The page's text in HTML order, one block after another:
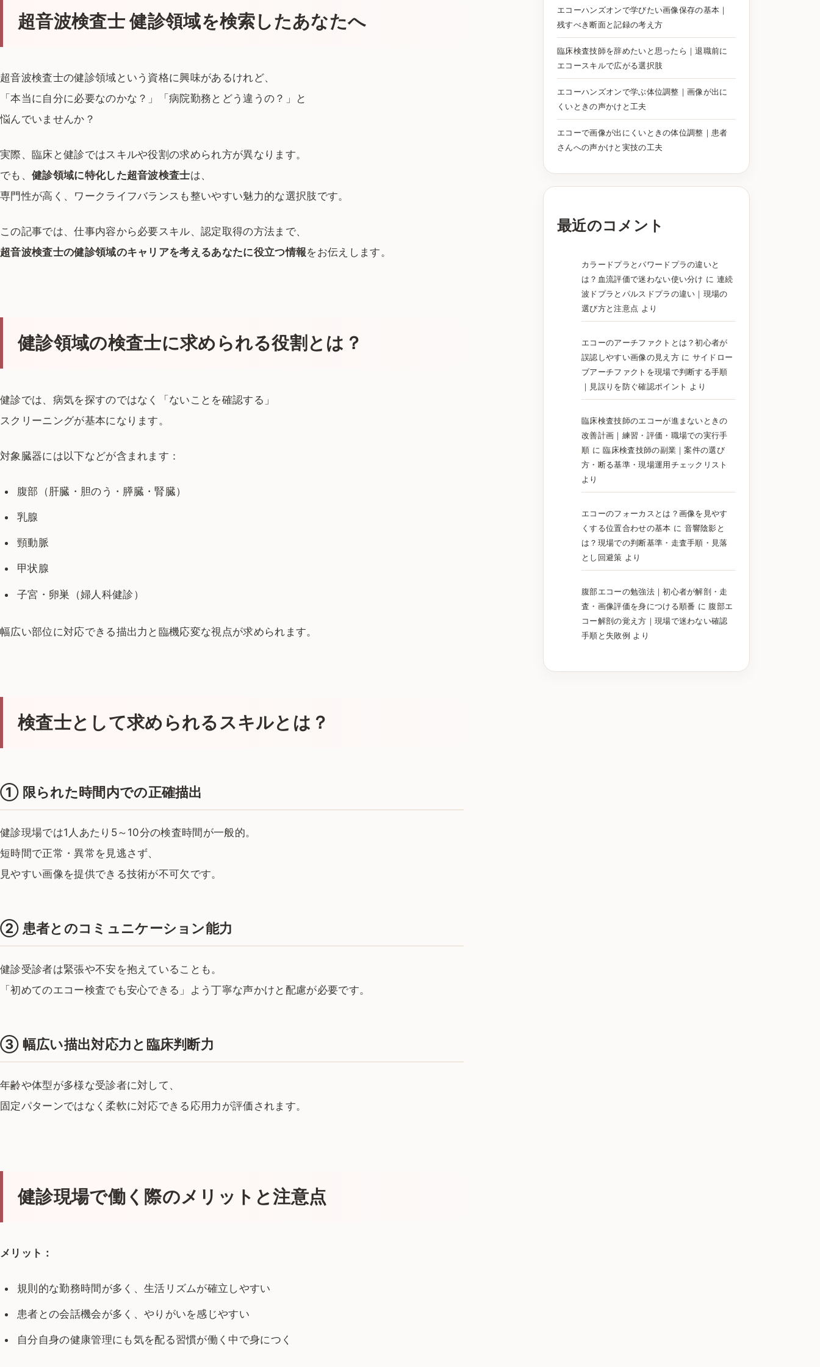
超音波検査士 健診領域を検索したあなたへ
超音波検査士の健診領域という資格に興味があるけれど、
「本当に自分に必要なのかな？」「病院勤務とどう違うの？」と
悩んでいませんか？
実際、臨床と健診ではスキルや役割の求められ方が異なります。
でも、 健診領域に特化した超音波検査士は、
専門性が高く、ワークライフバランスも整いやすい魅力的な選択肢です。
この記事では、仕事内容から必要スキル、認定取得の方法まで、
超音波検査士の健診領域のキャリアを考えるあなたに役立つ情報をお伝えします。
健診領域の検査士に求められる役割とは？
健診では、病気を探すのではなく「ないことを確認する」
スクリーニングが基本になります。
対象臓器には以下などが含まれます：
腹部（肝臓・胆のう・膵臓・腎臓）
乳腺
頸動脈
甲状腺
子宮・卵巣（婦人科健診）
幅広い部位に対応できる描出力と臨機応変な視点が求められます。
検査士として求められるスキルとは？
① 限られた時間内での正確描出
健診現場では1人あたり5～10分の検査時間が一般的。
短時間で正常・異常を見逃さず、
見やすい画像を提供できる技術が不可欠です。
② 患者とのコミュニケーション能力
健診受診者は緊張や不安を抱えていることも。
「初めてのエコー検査でも安心できる」よう丁寧な声かけと配慮が必要です。
③ 幅広い描出対応力と臨床判断力
年齢や体型が多様な受診者に対して、
固定パターンではなく柔軟に対応できる応用力が評価されます。
健診現場で働く際のメリットと注意点
メリット：
規則的な勤務時間が多く、生活リズムが確立しやすい
患者との会話機会が多く、やりがいを感じやすい
自分自身の健康管理にも気を配る習慣が働く中で身につく
エコーハンズオンで学びたい画像保存の基本｜
残すべき断面と記録の考え方
臨床検査技師を辞めたいと思ったら｜退職前に
エコースキルで広がる選択肢
エコーハンズオンで学ぶ体位調整｜画像が出に
くいときの声かけと工夫
エコーで画像が出にくいときの体位調整｜患者
さんへの声かけと実技の工夫
最近のコメント
カラードプラとパワードプラの違いと
は？血流評価で迷わない使い分け に 連続
波ドプラとパルスドプラの違い｜現場の
選び方と注意点 より
エコーのアーチファクトとは？初心者が
誤認しやすい画像の見え方に サイドロー
ブアーチファクトを現場で判断する手順
｜見誤りを防ぐ確認ポイント より
臨床検査技師のエコーが進まないときの
改善計画｜練習・評価・職場での実行手
順 に臨床検査技師の副業｜案件の選び
方・断る基準・現場運用チェックリスト
より
エコーのフォーカスとは？画像を見やす
くする位置合わせの基本 に 音響陰影と
は？現場での判断基準・走査手順・見落
とし回避策 より
腹部エコーの勉強法｜初心者が解剖・走
査・画像評価を身につける順番 に 腹部エ
コー解剖の覚え方｜現場で迷わない確認
手順と失敗例 より